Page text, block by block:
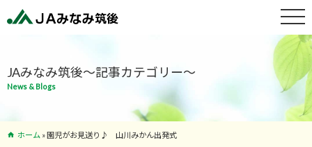
特産物紹介
サービス案
JAみなみ筑後～記事カテゴリー～
News & Blogs
ホーム »園児がお見送り♪ 山川みかん出発式